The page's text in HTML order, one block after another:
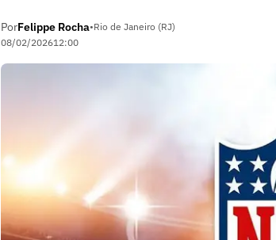
PorFelippe Rocha•Rio de Janeiro (RJ)
08/02/202612:00